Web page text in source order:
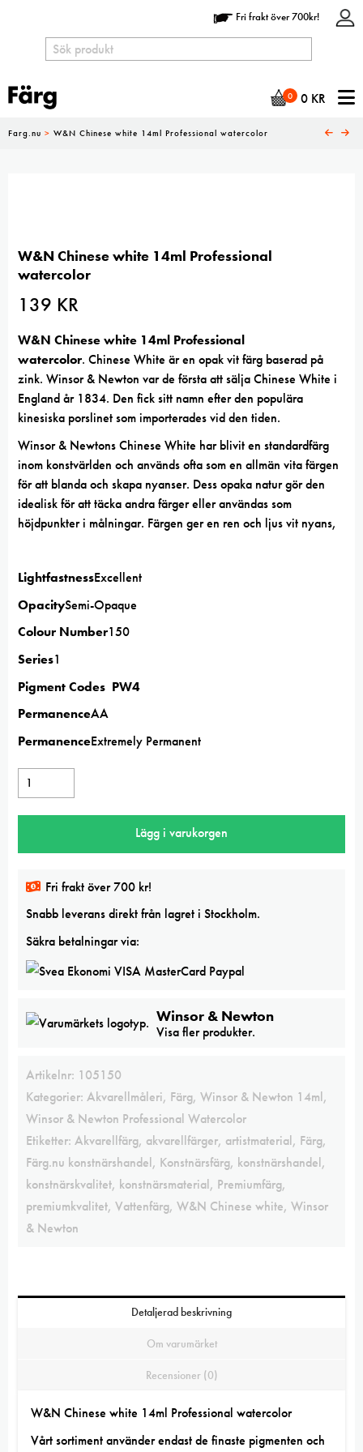
Fri frakt över 700kr!
0 0 KR
Farg.nu > W&N Chinese white 14ml Professional watercolor
W&N Chinese white 14ml Professional
watercolor
139 KR
W&N Chinese white 14ml Professional
watercolor. Chinese White är en opak vit färg baserad på
zink. Winsor & Newton var de första att sälja Chinese White i
England år 1834. Den fick sitt namn efter den populära
kinesiska porslinet som importerades vid den tiden.
Winsor & Newtons Chinese White har blivit en standardfärg
inom konstvärlden och används ofta som en allmän vita färgen
för att blanda och skapa nyanser. Dess opaka natur gör den
idealisk för att täcka andra färger eller användas som
höjdpunkter i målningar. Färgen ger en ren och ljus vit nyans,
LightfastnessExcellent
OpacitySemi-Opaque
Colour Number150
Series1
Pigment Codes PW4
PermanenceAA
PermanenceExtremely Permanent
W&N
Chinese
white
Professional
mängd
Lägg i varukorgen
Fri frakt över 700 kr!
Snabb leverans direkt från lagret i Stockholm.
Säkra betalningar via:
Winsor & Newton
Visa fler produkter.
Artikelnr: 105150
Kategorier: Akvarellmåleri, Färg, Winsor & Newton 14ml,
Winsor & Newton Professional Watercolor
Etiketter: Akvarellfärg, akvarellfärger, artistmaterial, Färg,
Färg.nu konstnärshandel, Konstnärsfärg, konstnärshandel,
konstnärskvalitet, konstnärsmaterial, Premiumfärg,
premiumkvalitet, Vattenfärg, W&N Chinese white, Winsor
& Newton
Detaljerad beskrivning
Om varumärket
Recensioner (0)
W&N Chinese white 14ml Professional watercolor
Vårt sortimentanvänder endast de finaste pigmenten och